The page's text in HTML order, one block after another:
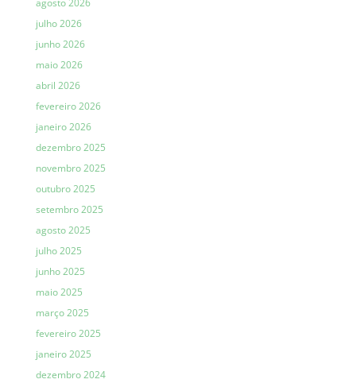
julho 2026
junho 2026
maio 2026
abril 2026
fevereiro 2026
janeiro 2026
dezembro 2025
novembro 2025
outubro 2025
setembro 2025
agosto 2025
julho 2025
junho 2025
maio 2025
março 2025
fevereiro 2025
janeiro 2025
dezembro 2024